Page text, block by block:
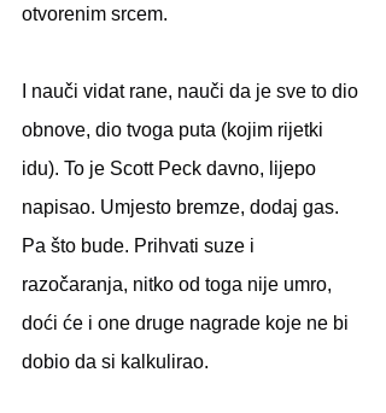
otvorenim srcem.
I nauči vidat rane, nauči da je sve to dio
obnove, dio tvoga puta (kojim rijetki
idu). To je Scott Peck davno, lijepo
napisao. Umjesto bremze, dodaj gas.
Pa što bude. Prihvati suze i
razočaranja, nitko od toga nije umro,
doći će i one druge nagrade koje ne bi
dobio da si kalkulirao.